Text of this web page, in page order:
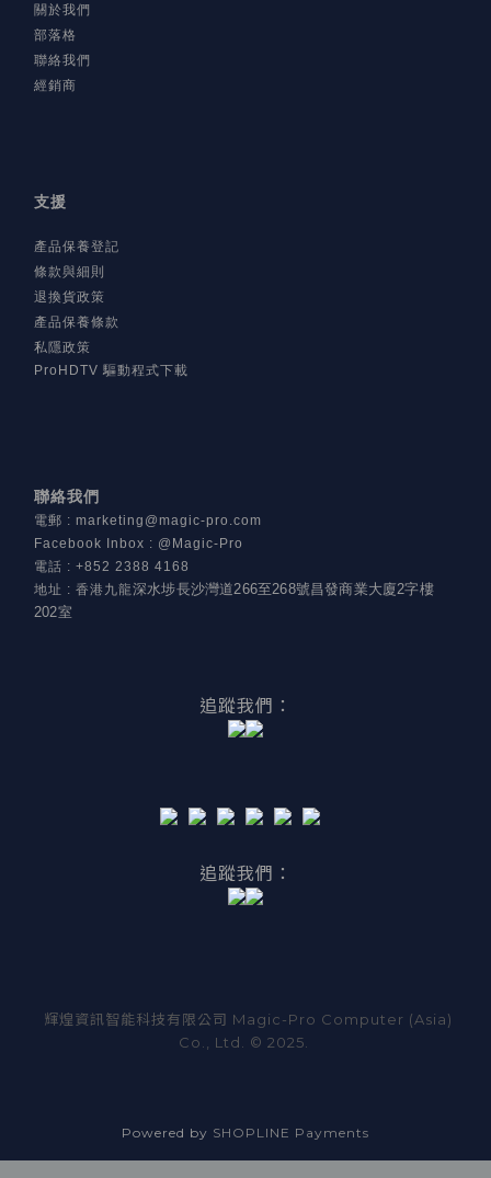
關於我們
部落格
聯絡我們
經銷商
支援
產品保養登記
條款與細則
退換貨政策
產品保養條款
私隱政策
ProHDTV 驅動程式下載
聯絡我們
電郵 : marketing@magic-pro.com
Facebook Inbox : @Magic-Pro
電話 : +852 2388 4168
地址 : 香港九龍深水埗長沙灣道266至268號昌發商業大廈2字樓
202室
追蹤我們：
追蹤我們：
輝煌資訊智能科技有限公司 Magic-Pro Computer (Asia)
Co., Ltd. © 2025.
Powered by SHOPLINE Payments